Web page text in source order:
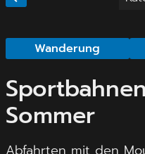
Wanderung
Sommer